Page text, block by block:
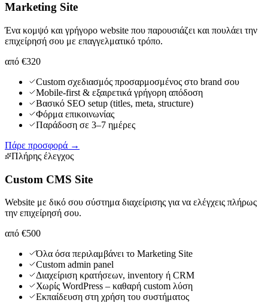
Marketing Site
Ένα κομψό και γρήγορο website που παρουσιάζει και πουλάει την
επιχείρησή σου με επαγγελματικό τρόπο.
από €320
Custom σχεδιασμός προσαρμοσμένος στο brand σου
Mobile-first & εξαιρετικά γρήγορη απόδοση
Βασικό SEO setup (titles, meta, structure)
Φόρμα επικοινωνίας
Παράδοση σε 3–7 ημέρες
Πάρε προσφορά →
Πλήρης έλεγχος
Custom CMS Site
Website με δικό σου σύστημα διαχείρισης για να ελέγχεις πλήρως
την επιχείρησή σου.
από €500
Όλα όσα περιλαμβάνει το Marketing Site
Custom admin panel
Διαχείριση κρατήσεων, inventory ή CRM
Χωρίς WordPress – καθαρή custom λύση
Εκπαίδευση στη χρήση του συστήματος